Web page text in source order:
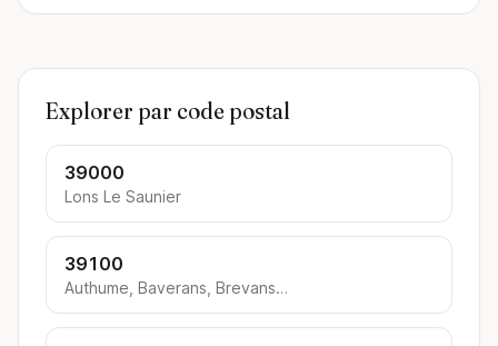
Explorer par code postal
39000
Lons Le Saunier
39100
Authume, Baverans, Brevans…